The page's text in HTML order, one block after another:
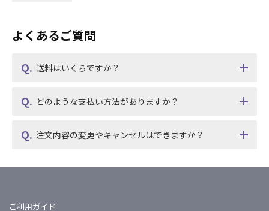
よくあるご質問
送料はいくらですか？
どのような支払い方法がありますか？
注文内容の変更やキャンセルはできますか？
ご利用ガイド